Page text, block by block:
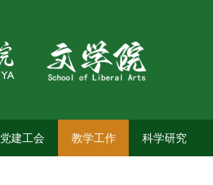
党建工会 教学工作 科学研究